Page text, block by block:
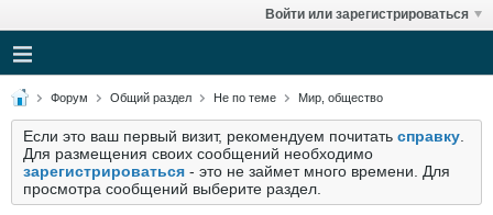
Войти или зарегистрироваться
Форум Общий раздел Не по теме Мир, общество
Если это ваш первый визит, рекомендуем почитать справку
Для размещения своих сообщений необходимо
зарегистрироваться - это не займет много времени. Для
просмотра сообщений выберите раздел.